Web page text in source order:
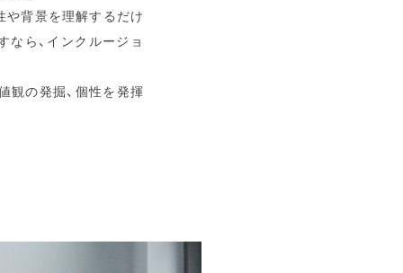
や背景を理解するだけ
なら、インクルージョ
観の発掘、個性を発揮